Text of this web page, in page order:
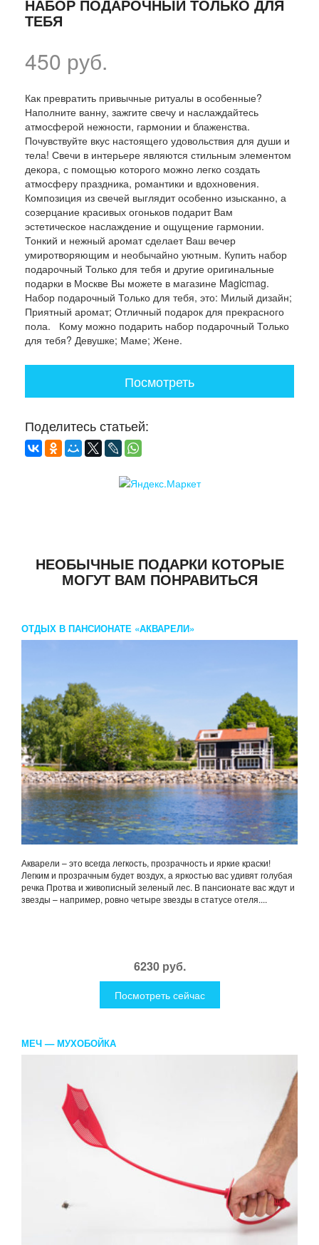
НАБОР ПОДАРОЧНЫЙ ТОЛЬКО ДЛЯ
ТЕБЯ
450 руб.
Как превратить привычные ритуалы в особенные?
Наполните ванну, зажгите свечу и наслаждайтесь
атмосферой нежности, гармонии и блаженства.
Почувствуйте вкус настоящего удовольствия для души и
тела! Свечи в интерьере являются стильным элементом
декора, с помощью которого можно легко создать
атмосферу праздника, романтики и вдохновения.
Композиция из свечей выглядит особенно изысканно, а
созерцание красивых огоньков подарит Вам
эстетическое наслаждение и ощущение гармонии.
Тонкий и нежный аромат сделает Ваш вечер
умиротворяющим и необычайно уютным. Купить набор
подарочный Только для тебя и другие оригинальные
подарки в Москве Вы можете в магазине Magicmag.
Набор подарочный Только для тебя, это: Милый дизайн;
Приятный аромат; Отличный подарок для прекрасного
пола. Кому можно подарить набор подарочный Только
для тебя? Девушке; Маме; Жене.
Посмотреть
Поделитесь статьей:
НЕОБЫЧНЫЕ ПОДАРКИ КОТОРЫЕ
МОГУТ ВАМ ПОНРАВИТЬСЯ
ОТДЫХ В ПАНСИОНАТЕ «АКВАРЕЛИ»
Акварели – это всегда легкость, прозрачность и яркие краски!
Легким и прозрачным будет воздух, а яркостью вас удивят голубая
речка Протва и живописный зеленый лес. В пансионате вас ждут и
звезды – например, ровно четыре звезды в статусе отеля....
6230 руб.
Посмотреть сейчас
МЕЧ — МУХОБОЙКА